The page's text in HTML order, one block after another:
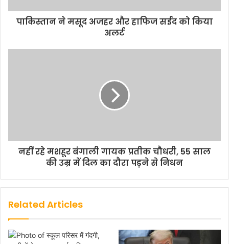
पाकिस्तान ने मसूद अजहर और हाफिज सईद को किया
अलर्ट
नहीं रहे मशहूर बंगाली गायक प्रतीक चौधरी, 55 साल
की उम्र में दिल का दौरा पड़ने से निधन
Related Articles